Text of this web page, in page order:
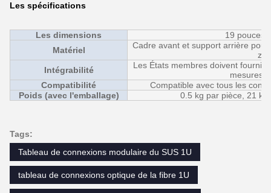
Les spécifications
Les dimensions
19 pouces,
Matériel
Cadre avant et support arrière
Intégrabilité
Les États membres doivent fournir
mesures
Compatibilité
Compatible avec tous les
Poids (avec l'emballage)
0.5 kg par pièce, 21
Tags:
Tableau de connexions modulaire du SUS 1U
tableau de connexions optique de la fibre 1U